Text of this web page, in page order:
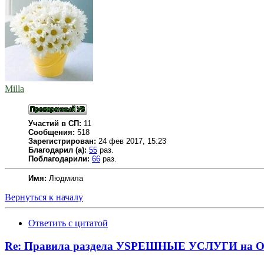
Milla
Участий в СП: 11
Сообщения: 518
Зарегистрирован: 24 фев 2017, 15:23
Благодарил (а): 55 раз.
Поблагодарили: 66 раз.
Имя: Людмила
Вернуться к началу
Ответить с цитатой
Re: Правила раздела УSPЕШНЫЕ УСЛУГИ на